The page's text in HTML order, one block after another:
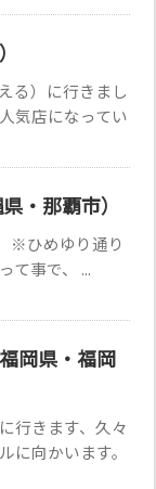
る）に行きまし
気店になってい
・那覇市）
ひめゆり通り
て事で、 ...
岡県・福岡
行きます、久々
に向かいます。